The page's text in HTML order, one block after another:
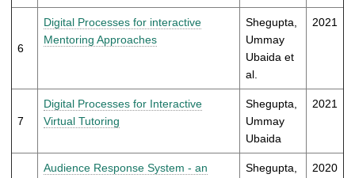
6
Digital Processes for interactive
Mentoring Approaches
Shegupta,
Ummay
Ubaida et
al.
2021
7
Digital Processes for Interactive
Virtual Tutoring
Shegupta,
Ummay
Ubaida
2021
Audience Response System - an
Shegupta,
2020